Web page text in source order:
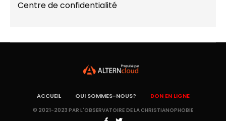
Centre de confidentialité
ACCUEIL QUI SOMMES-NOUS? DON EN LIGNE
© 2021-2023 PAR L'OBSERVATOIRE DE LA CHRISTIANOPHOBIE